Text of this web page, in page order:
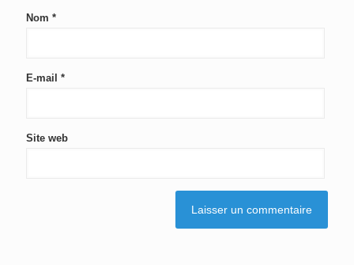
Nom *
E-mail *
Site web